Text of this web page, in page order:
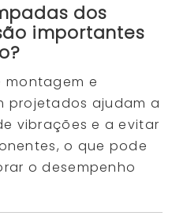
dos
importantes
montagem e
projetados ajudam a
vibrações e a evitar
o que pode
o desempenho